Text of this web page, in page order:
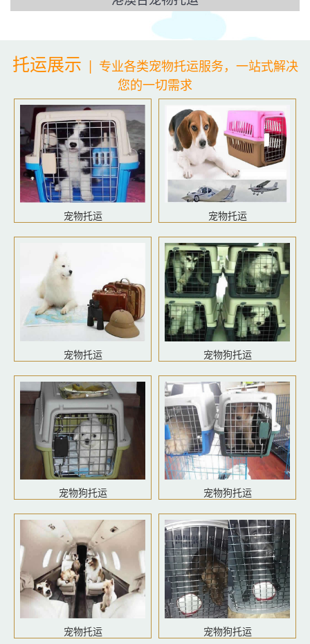
托运展示 | 专业各类宠物托运服务，一站式解决
您的一切需求
宠物托运 宠物托运
宠物托运 宠物狗托运
宠物狗托运 宠物狗托运
宠物托运 宠物狗托运